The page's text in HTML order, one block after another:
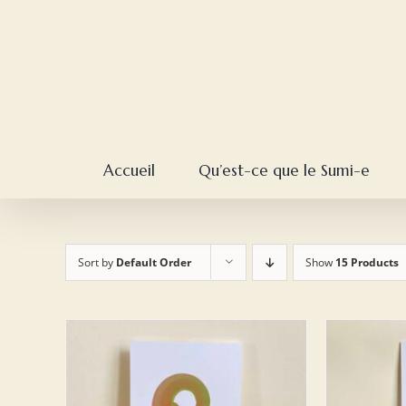
Accueil Qu’est-ce que le Sumi-e
Sort by Default Order Show 15 Products